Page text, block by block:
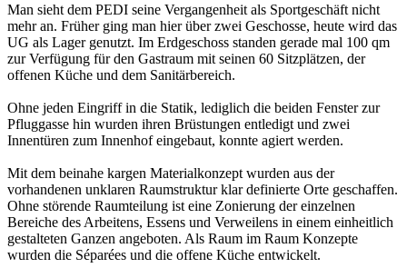
Man sieht dem PEDI seine Vergangenheit als Sportgeschäft nicht
mehr an. Früher ging man hier über zwei Geschosse, heute wird das
UG als Lager genutzt. Im Erdgeschoss standen gerade mal 100 qm
zur Verfügung für den Gastraum mit seinen 60 Sitzplätzen, der
offenen Küche und dem Sanitärbereich.
Ohne jeden Eingriff in die Statik, lediglich die beiden Fenster zur
Pfluggasse hin wurden ihren Brüstungen entledigt und zwei
Innentüren zum Innenhof eingebaut, konnte agiert werden.
Mit dem beinahe kargen Materialkonzept wurden aus der
vorhandenen unklaren Raumstruktur klar definierte Orte geschaffen.
Ohne störende Raumteilung ist eine Zonierung der einzelnen
Bereiche des Arbeitens, Essens und Verweilens in einem einheitlich
gestalteten Ganzen angeboten. Als Raum im Raum Konzepte
wurden die Séparées und die offene Küche entwickelt.